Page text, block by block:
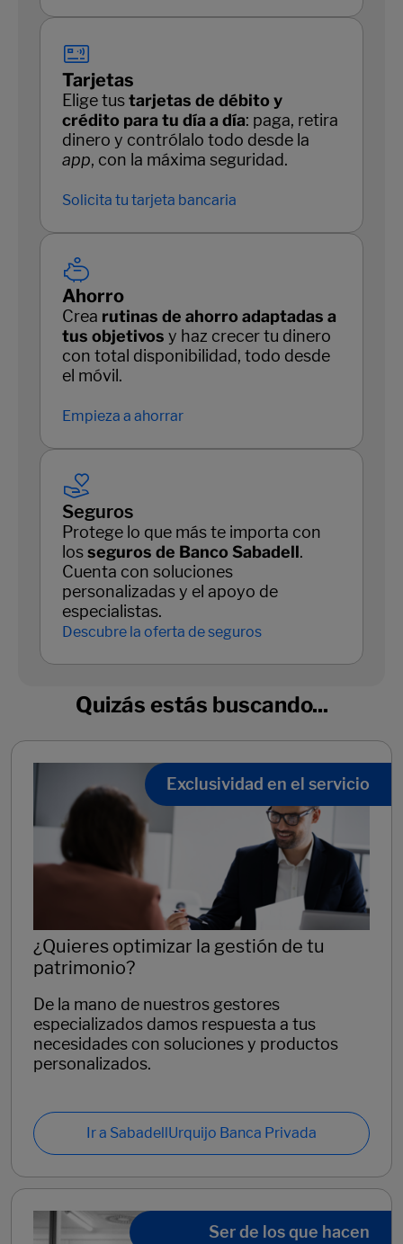
Tarjetas
Elige tustarjetas de débito y
crédito para tu día a día: paga, retira
dinero y contrólalo todo desde la
app, con la máxima seguridad.
Solicita tu tarjeta bancaria
Ahorro
Crea rutinas de ahorro adaptadas a
tus objetivos y haz crecer tu dinero
con total disponibilidad, todo desde
el móvil.
Empieza a ahorrar
Seguros
Protege lo que más te importa con
losseguros de Banco Sabadell.
Cuenta con soluciones
personalizadas y el apoyo de
especialistas.
Descubre la oferta de seguros
Quizás estás buscando...
Exclusividad en el servicio
¿Quieres optimizar la gestión de tu
patrimonio?
De la mano de nuestros gestores
especializados damos respuesta a tus
necesidades con soluciones y productos
personalizados.
Ir a SabadellUrquijo Banca Privada
Ser de los que hacen